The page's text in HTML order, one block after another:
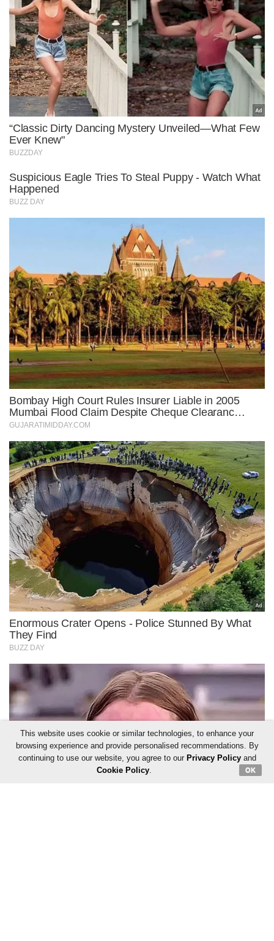
This website uses cookie or similar technologies, to enhance your
browsing experience and provide personalised recommendations. By
continuing to use our website, you agree to our Privacy Policyand
Cookie Policy. OK